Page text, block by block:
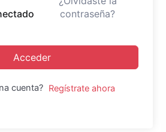
contraseña?
Acceder
cuenta? Regístrate ahora